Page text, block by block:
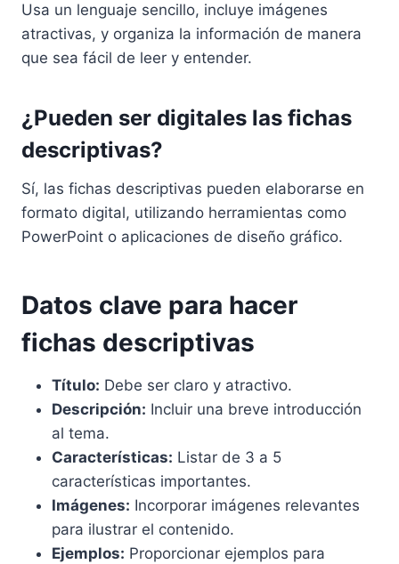
Usa un lenguaje sencillo, incluye imágenes
atractivas, y organiza la información de manera
que sea fácil de leer y entender.
¿Pueden ser digitales las fichas
descriptivas?
Sí, las fichas descriptivas pueden elaborarse en
formato digital, utilizando herramientas como
PowerPoint o aplicaciones de diseño gráfico.
Datos clave para hacer
fichas descriptivas
Título: Debe ser claro y atractivo.
Descripción: Incluir una breve introducción
al tema.
Características: Listar de 3 a 5
características importantes.
Imágenes: Incorporar imágenes relevantes
para ilustrar el contenido.
Ejemplos: Proporcionar ejemplos para